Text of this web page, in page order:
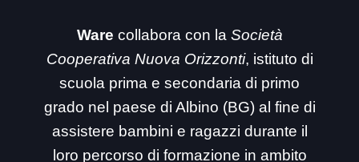
Ware collabora con la Società
Cooperativa Nuova Orizzonti, istituto di
scuola prima e secondaria di primo
grado nel paese di Albino (BG) al fine di
assistere bambini e ragazzi durante il
loro percorso di formazione in ambito